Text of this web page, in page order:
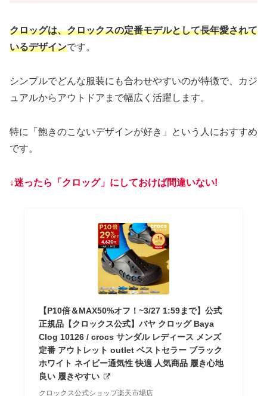
クロッグは、クロックスの定番モデルとして長年愛されて
いるデザインです。
シンプルでどんな服装にも合わせやすいのが特徴で、カジ
ュアルからアウトドアまで幅広く活躍します。
特に「飽きのこないデザインが好き」という人におすすめ
です。
↓迷ったら「クロッグ」にしておけば間違いない!
【P10倍＆MAX50%オフ！~3/27 1:59まで】公式
正規品【クロックス公式】バヤ クロッグ Baya
Clog 10126 / crocs サンダル レディース メンズ
定番 アウトレット outlet ベストセラー ブラック
ホワイト ネイビー通気性 快適 人気商品 履き心地
良い 履きやすい
クロックス公式ショップ楽天市場店